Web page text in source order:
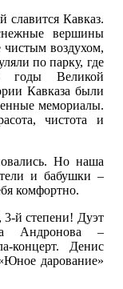
славится Кавказ.
вершины
воздухом,
по парку, где
Великой
Кавказа были
мемориалы.
чистота и
Но наша
и бабушки –
комфортно.
3-й степени! Дуэт
Андронова –
концерт. Денис
дарование»